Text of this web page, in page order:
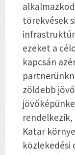
törekvések
ezeket a
kapcsán
zöldebb
Katar
közlekedési